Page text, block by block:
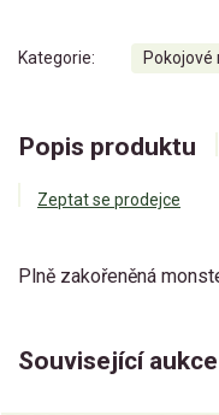
Kategorie: Pokojové
Popis produktu
Zeptat se prodejce
Plně zakořeněná
Související aukce